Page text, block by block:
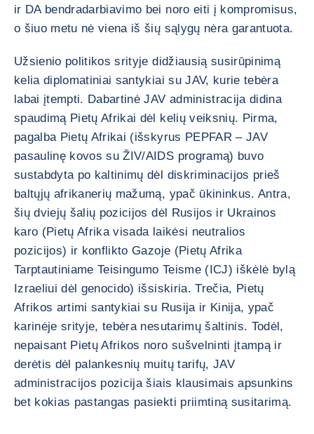
ir DA bendradarbiavimo bei noro eiti į kompromisus,
o šiuo metu nė viena iš šių sąlygų nėra garantuota.
Užsienio politikos srityje didžiausią susirūpinimą
kelia diplomatiniai santykiai su JAV, kurie tebėra
labai įtempti. Dabartinė JAV administracija didina
spaudimą Pietų Afrikai dėl kelių veiksnių. Pirma,
pagalba Pietų Afrikai (išskyrus PEPFAR – JAV
pasaulinę kovos su ŽIV/AIDS programą) buvo
sustabdyta po kaltinimų dėl diskriminacijos prieš
baltųjų afrikanerių mažumą, ypač ūkininkus. Antra,
šių dviejų šalių pozicijos dėl Rusijos ir Ukrainos
karo (Pietų Afrika visada laikėsi neutralios
pozicijos) ir konflikto Gazoje (Pietų Afrika
Tarptautiniame Teisingumo Teisme (ICJ) iškėlė bylą
Izraeliui dėl genocido) išsiskiria. Trečia, Pietų
Afrikos artimi santykiai su Rusija ir Kinija, ypač
karinėje srityje, tebėra nesutarimų šaltinis. Todėl,
nepaisant Pietų Afrikos noro sušvelninti įtampą ir
derėtis dėl palankesnių muitų tarifų, JAV
administracijos pozicija šiais klausimais apsunkins
bet kokias pastangas pasiekti priimtiną susitarimą.